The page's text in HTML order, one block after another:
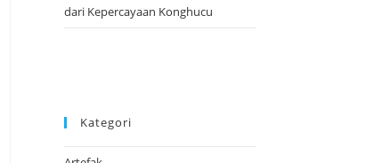
dari Kepercayaan Konghucu
Kategori